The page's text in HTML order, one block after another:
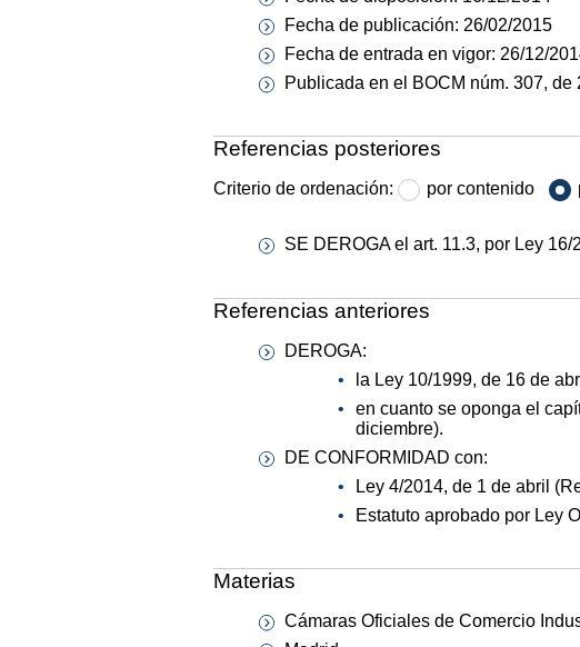
Fecha de publicación: 26/02/2015
Fecha de entrada en vigor: 26/12/
Publicada en el BOCM núm. 307, de
Referencias posteriores
Criterio de ordenación: por contenido
SE DEROGA el art. 11.3, por Ley
Referencias anteriores
DEROGA:
la Ley 10/1999, de 16 de
en cuanto se oponga el
diciembre).
DE CONFORMIDAD con:
Ley 4/2014, de 1 de abril
Estatuto aprobado por Ley
Materias
Cámaras Oficiales de Comercio